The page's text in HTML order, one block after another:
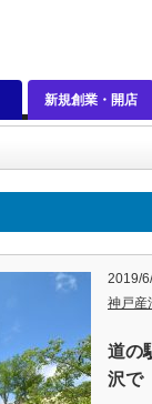
新規創業・開店
2019/
神戸産
道の
沢で